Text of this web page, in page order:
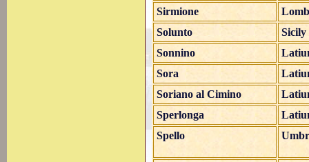
Sirmione
Solunto
Sicily
Sonnino
Sora
Soriano al Cimino
Sperlonga
Spello